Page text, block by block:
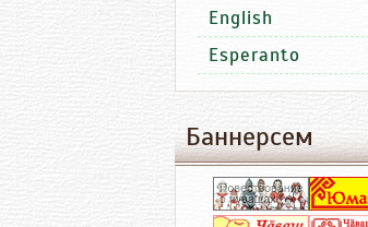
English
Esperanto
Баннерсем